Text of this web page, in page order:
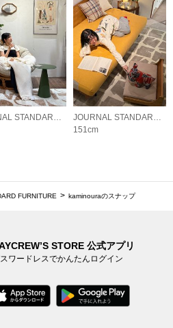
151cm
FURNITURE kaminouraのスナップ
STORE 公式アプリ
ワードレスでかんたんログイン